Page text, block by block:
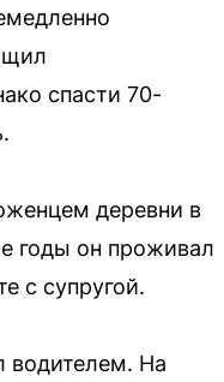
спасти 70-
деревни в
годы он проживал
с супругой.
водителем. На